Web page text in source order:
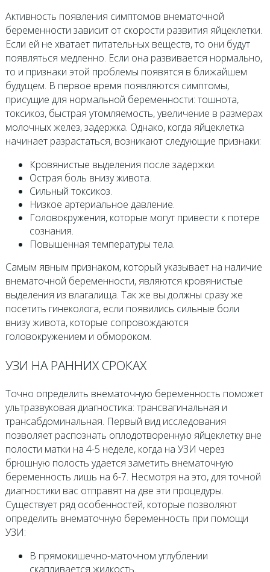
Активность появления симптомов внематочной
беременности зависит от скорости развития яйцеклетки.
Если ей не хватает питательных веществ, то они будут
появляться медленно. Если она развивается нормально,
то и признаки этой проблемы появятся в ближайшем
будущем. В первое время появляются симптомы,
присущие для нормальной беременности: тошнота,
токсикоз, быстрая утомляемость, увеличение в размерах
молочных желез, задержка. Однако, когда яйцеклетка
начинает разрастаться, возникают следующие признаки:
Кровянистые выделения после задержки.
Острая боль внизу живота.
Сильный токсикоз.
Низкое артериальное давление.
Головокружения, которые могут привести к потере
сознания.
Повышенная температуры тела.
Самым явным признаком, который указывает на наличие
внематочной беременности, являются кровянистые
выделения из влагалища. Так же вы должны сразу же
посетить гинеколога, если появились сильные боли
внизу живота, которые сопровождаются
головокружением и обмороком.
УЗИ НА РАННИХ СРОКАХ
Точно определить внематочную беременность поможет
ультразвуковая диагностика: трансвагинальная и
трансабдоминальная. Первый вид исследования
позволяет распознать оплодотворенную яйцеклетку вне
полости матки на 4-5 неделе, когда на УЗИ через
брюшную полость удается заметить внематочную
беременность лишь на 6-7. Несмотря на это, для точной
диагностики вас отправят на две эти процедуры.
Существует ряд особенностей, которые позволяют
определить внематочную беременность при помощи
УЗИ:
В прямокишечно-маточном углублении
скапливается жидкость.